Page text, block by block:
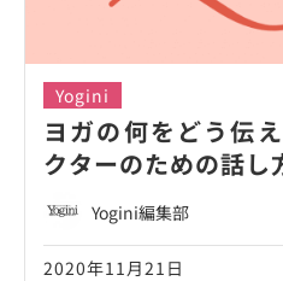
Yogini
ヨガの何をどう伝
クターのための話し
Yogini編集部
2020年11月21日